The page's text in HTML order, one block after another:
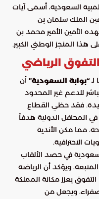
السعودية، أسمى آيات
الملك سلمان بن
الأمين الأمير محمد بن
هذا المنجز الوطني الكبير.
الرياضي
“بوابة السعودية” أن
للدعم غير المحدود
فقد حظي القطاع
المحافل الدولية هدفاً
مما مكن الأندية
الاحترافية.
في حصد الألقاب
ويؤكد أن الرياضة
يعزز مكانة المملكة
ويجعل من